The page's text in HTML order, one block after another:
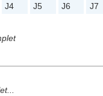
J4 J5 J6
J7